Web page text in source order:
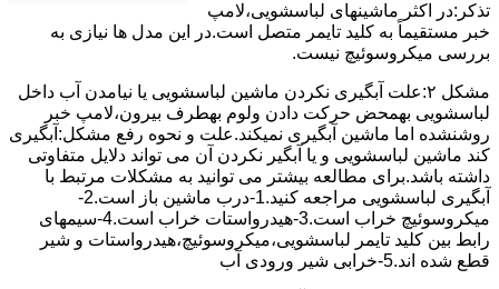
ﺗﺬﮐﺮ:در اﮐﺜﺮ ماشینهای لباسشویی،ﻻﻣﭗ
ﺧﺒﺮ مستقیماً ﺑﻪ ﮐﻠﯿﺪ ﺗﺎﯾﻤﺮ ﻣﺘﺼﻞ اﺳﺖ.در اﯾﻦ مدل ها ﻧﯿﺎزی ﺑﻪ
بررسی ﻣﯿﮑﺮوﺳﻮﺋﯿﭻ نیست.
مشکل ۲:علت آبگیری نکردن ماشین لباسشویی یا نیامدن آب داخل
لباسشویی بهمحض ﺣﺮﮐﺖ دادن وﻟﻮم بهطرف ﺑﯿﺮون،ﻻﻣﭗ ﺧﺒﺮ
روشنشده اﻣﺎ ﻣﺎﺷﯿﻦ آﺑﮕﯿﺮی نمیکند.ﻋﻠﺖ و نحوه رﻓﻊ مشکل:آبگیری
کند ماشین لباسشویی و یا آبگیر نکردن آن می تواند دلایل متفاوتی
داشته باشد.برای مطالعه بیشتر می توانید به مشکلات مرتبط با
آبگیری لباسشویی مراجعه کنید.1-درب ﻣﺎﺷﯿﻦ ﺑﺎز اﺳﺖ.2-
ﻣﯿﮑﺮوﺳﻮﺋﯿﭻ ﺧﺮاب اﺳﺖ.3-ﻫﯿﺪرواﺳﺘﺎت ﺧﺮاب اﺳﺖ.4-سیمهای
راﺑﻂ ﺑﯿﻦ ﮐﻠﯿﺪ ﺗﺎﯾﻤﺮ لباسشویی،ﻣﯿﮑﺮوﺳﻮﺋﯿﭻ،ﻫﯿﺪرواﺳﺘﺎت و ﺷﯿﺮ
ﻗﻄﻊ ﺷﺪه اند.5-خرابی شیر ورودی آب